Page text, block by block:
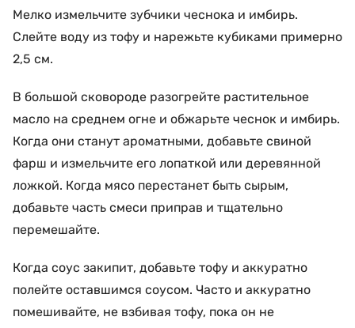
Мелко измельчите зубчики чеснока и имбирь.
Слейте воду из тофу и нарежьте кубиками примерно
2,5 см.
В большой сковороде разогрейте растительное
масло на среднем огне и обжарьте чеснок и имбирь.
Когда они станут ароматными, добавьте свиной
фарш и измельчите его лопаткой или деревянной
ложкой. Когда мясо перестанет быть сырым,
добавьте часть смеси приправ и тщательно
перемешайте.
Когда соус закипит, добавьте тофу и аккуратно
полейте оставшимся соусом. Часто и аккуратно
помешивайте, не взбивая тофу, пока он не